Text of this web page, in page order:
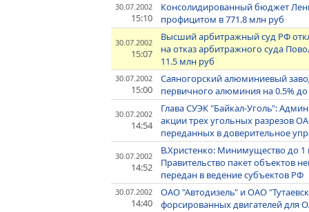
30.07.2002
15:10
Консолидированный бюджет
профицитом в 771.8 млн руб
30.07.2002
15:07
Высший арбитражный суд РФ
на отказ арбитражного суда
11.5 млн руб
30.07.2002
15:00
Саяногорский алюминиевый
первичного алюминия на 0.5% до
30.07.2002
14:54
Глава СУЭК "Байкал-Уголь":
акции трех угольных разрезов
переданных в доверительное
30.07.2002
14:52
В.Христенко: Минимущество до 1
Правительство пакет объектов
передан в ведение субъектов РФ
30.07.2002
14:40
ОАО "Автодизель" и ОАО
форсированных двигателей для